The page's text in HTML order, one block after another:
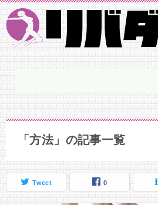
「方法」の記事一覧
Tweet 0